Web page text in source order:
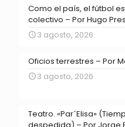
Como el país, el fútbol
colectivo – Por Hugo
3 agosto, 2026
Oficios terrestres – Por
3 agosto, 2026
Teatro. «Par´Elisa»